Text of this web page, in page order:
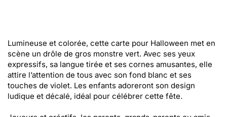
Lumineuse et colorée, cette carte pour Halloween met en
scène un drôle de gros monstre vert. Avec ses yeux
expressifs, sa langue tirée et ses cornes amusantes, elle
attire l’attention de tous avec son fond blanc et ses
touches de violet. Les enfants adoreront son design
ludique et décalé, idéal pour célébrer cette fête.